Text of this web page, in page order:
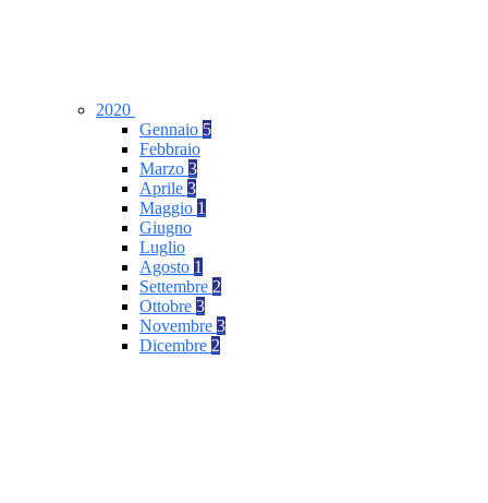
2020
Gennaio 5
Febbraio
Marzo 3
Aprile 3
Maggio 1
Giugno
Luglio
Agosto 1
Settembre 2
Ottobre 3
Novembre 3
Dicembre 2